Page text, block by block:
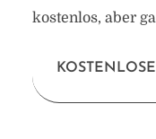
kostenlos, aber